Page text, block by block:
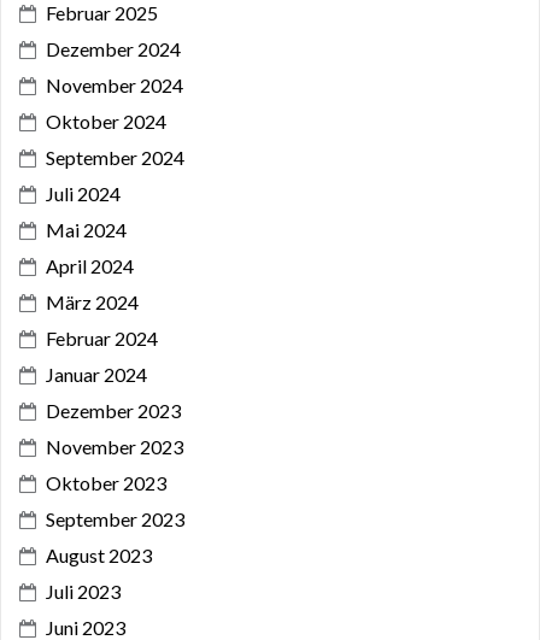
Februar 2025
Dezember 2024
November 2024
Oktober 2024
September 2024
Juli 2024
Mai 2024
April 2024
März 2024
Februar 2024
Januar 2024
Dezember 2023
November 2023
Oktober 2023
September 2023
August 2023
Juli 2023
Juni 2023